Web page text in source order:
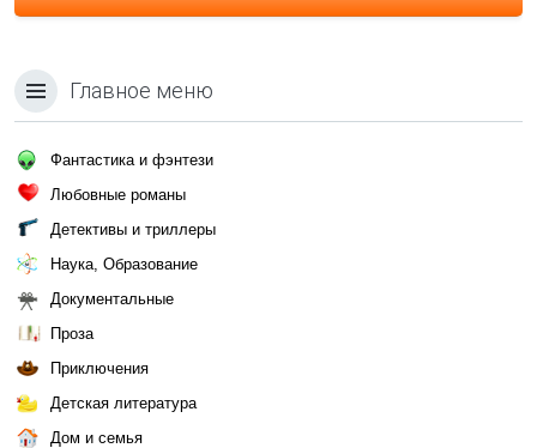
Главное меню
Фантастика и фэнтези
Любовные романы
Детективы и триллеры
Наука, Образование
Документальные
Проза
Приключения
Детская литература
Дом и семья